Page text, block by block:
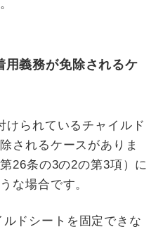
用義務が免除されるケ
けられているチャイルド
されるケースがありま
26条の3の2の第3項）に
な場合です。
ドシートを固定できな